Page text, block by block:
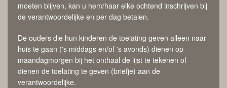
moeten blijven, kan u hem/haar elke ochtend inschrijven bij
de verantwoordelijke en per dag betalen.
De ouders die hun kinderen de toelating geven alleen naar
huis te gaan ('s middags en/of 's avonds) dienen op
maandagmorgen bij het onthaal de lijst te tekenen of
dienen de toelating te geven (briefje) aan de
verantwoordelijke.